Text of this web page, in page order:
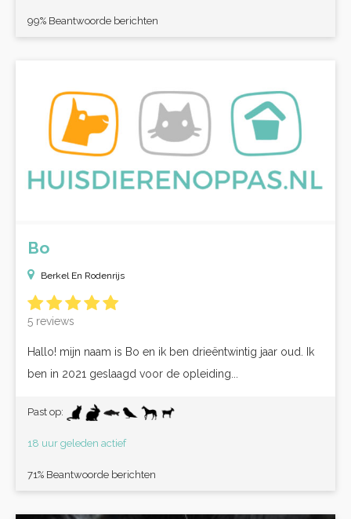
99% Beantwoorde berichten
Bo
Berkel En Rodenrijs
5 reviews
Hallo! mijn naam is Bo en ik ben drieëntwintig jaar oud. Ik
ben in 2021 geslaagd voor de opleiding...
Past op:
18 uur geleden actief
71% Beantwoorde berichten